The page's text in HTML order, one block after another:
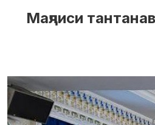
Маҷлиси